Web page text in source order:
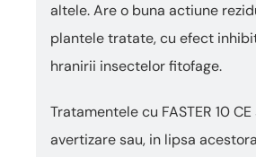
altele. Are o buna actiune
plantele tratate, cu efect
hranirii insectelor fitofage.
Tratamentele cu FASTER 10
avertizare sau, in lipsa